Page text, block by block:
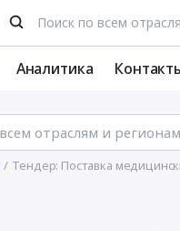
Аналитика
Тендер: Поставка